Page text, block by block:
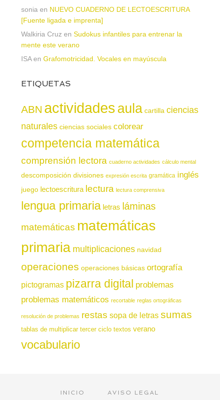
sonia en NUEVO CUADERNO DE LECTOESCRITURA
[Fuente ligada e imprenta]
Walkiria Cruz en Sudokus infantiles para entrenar la
mente este verano
ISAen Grafomotricidad. Vocales en mayúscula
ETIQUETAS
ABN actividadesaula cartilla ciencias
naturales ciencias sociales colorear
competencia matemática
comprensión lectora cuaderno actividades cálculo mental
descomposición divisiones expresión escrita gramática inglés
juego lectoescritura lectura lectura comprensiva
lengua primaria letras láminas
matemáticas matemáticas
primaria multiplicaciones navidad
operaciones operaciones básicas ortografía
pictogramas pizarra digital problemas
problemas matemáticos recortable reglas ortográficas
resolución de problemas restas sopa de letras sumas
tablas de multiplicar tercer ciclo textos verano
vocabulario
INICIO AVISO LEGAL